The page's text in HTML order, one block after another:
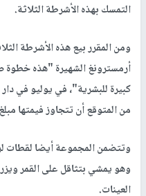
التمسك بهذه الأشرطة الثلاثة.
ومن المقرر بيع هذه الأشرطة
أرمسترونغ الشهيرة "هذه خطوة
كبيرة للبشرية"، في يوليو في
من المتوقع أن تتجاوز فيمتها
وتتضمن المجموعة أيضا لقطات
وهو يمشي بتثاقل على القمر
العينات.